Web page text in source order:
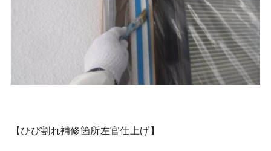
【ひび割れ補修箇所左官仕上げ】